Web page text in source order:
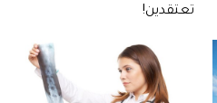
تعتقدين!